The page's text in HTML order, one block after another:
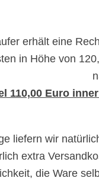
erhält eine
in Höhe von
110,00 Euro
liefern wir
extra
die Ware